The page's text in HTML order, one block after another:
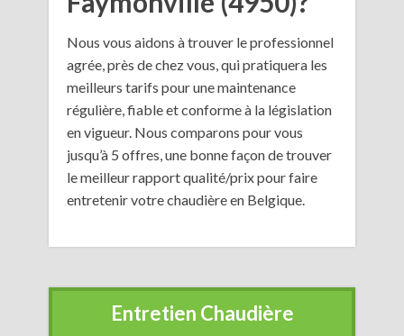
Nous vous aidons à trouver le professionnel
agrée, près de chez vous, qui pratiquera les
meilleurs tarifs pour une maintenance
régulière, fiable et conforme à la législation
en vigueur. Nous comparons pour vous
jusqu’à 5 offres, une bonne façon de trouver
le meilleur rapport qualité/prix pour faire
entretenir votre chaudière en Belgique.
Entretien Chaudière